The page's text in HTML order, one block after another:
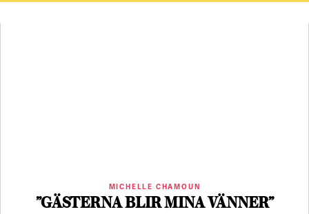
MICHELLE CHAMOUN
”GÄSTERNA BLIR MINA VÄNNER”